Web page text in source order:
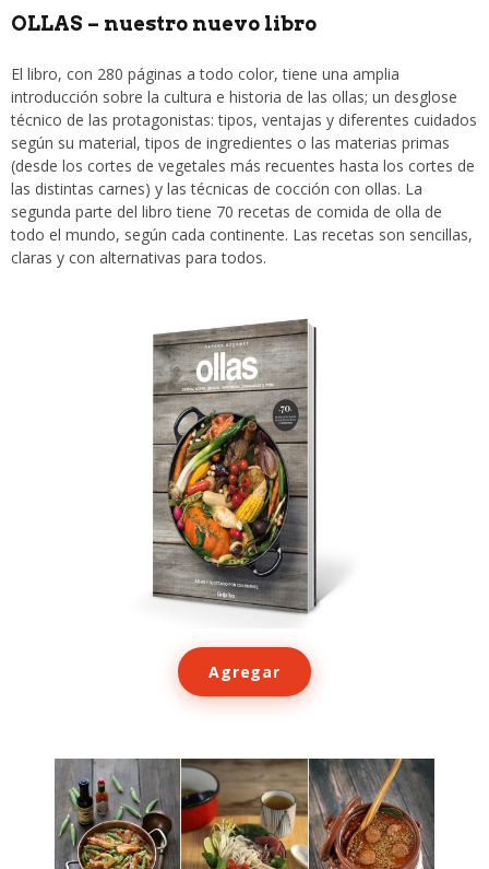
OLLAS – nuestro nuevo libro
El libro, con 280 páginas a todo color, tiene una amplia
introducción sobre la cultura e historia de las ollas; un desglose
técnico de las protagonistas: tipos, ventajas y diferentes cuidados
según su material, tipos de ingredientes o las materias primas
(desde los cortes de vegetales más recuentes hasta los cortes de
las distintas carnes) y las técnicas de cocción con ollas. La
segunda parte del libro tiene 70 recetas de comida de olla de
todo el mundo, según cada continente. Las recetas son sencillas,
claras y con alternativas para todos.
Agregar